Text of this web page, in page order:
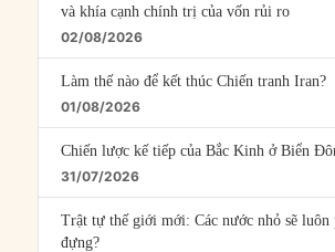
và khía cạnh chính trị của vốn rủi ro
02/08/2026
Làm thế nào để kết thúc Chiến tranh Iran?
01/08/2026
Chiến lược kế tiếp của Bắc Kinh ở Biển
31/07/2026
Trật tự thế giới mới: Các nước nhỏ sẽ luôn
đựng?